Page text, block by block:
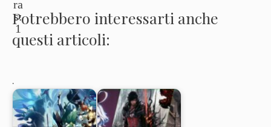
ra
s:
1
Potrebbero interessarti anche
questi articoli:
.